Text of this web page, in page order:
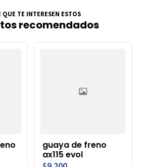
QUE TE INTERESEN ESTOS
recomendados
guaya de freno
ax115 evol